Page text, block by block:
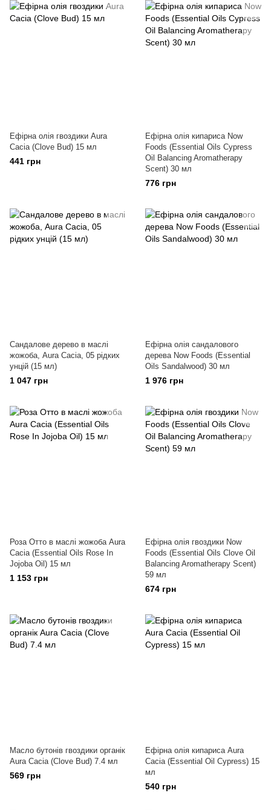
Ефірна олія гвоздики Aura
Cacia (Clove Bud) 15 мл
441 грн
Ефірна олія кипариса Now
Foods (Essential Oils Cypress
Oil Balancing Aromatherapy
Scent) 30 мл
776 грн
Сандалове дерево в маслі
жожоба, Aura Cacia, 05 рідких
унцій (15 мл)
1 047 грн
Ефірна олія сандалового
дерева Now Foods (Essential
Oils Sandalwood) 30 мл
1 976 грн
Роза Отто в маслі жожоба Aura
Cacia (Essential Oils Rose In
Jojoba Oil) 15 мл
1 153 грн
Ефірна олія гвоздики Now
Foods (Essential Oils Clove Oil
Balancing Aromatherapy Scent)
59 мл
674 грн
Масло бутонів гвоздики органік
Aura Cacia (Clove Bud) 7.4 мл
569 грн
Ефірна олія кипариса Aura
Cacia (Essential Oil Cypress) 15
мл
540 грн